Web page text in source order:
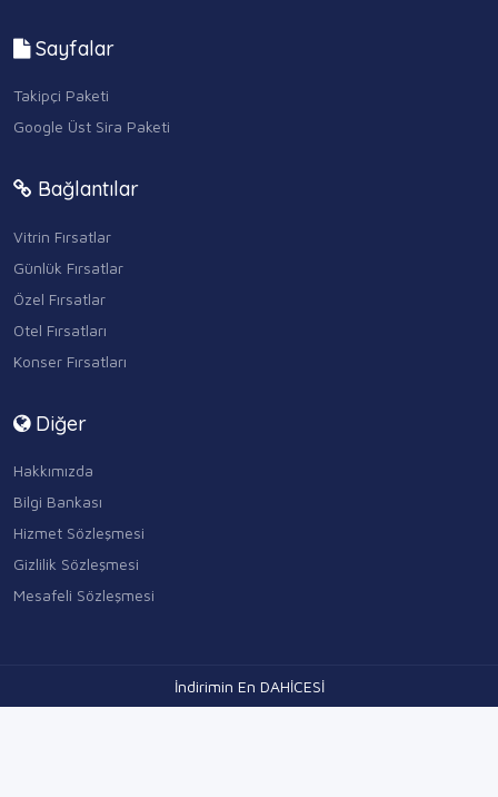
Sayfalar
Takipçi Paketi
Google Üst Sira Paketi
Bağlantılar
Vitrin Fırsatlar
Günlük Fırsatlar
Özel Fırsatlar
Otel Fırsatları
Konser Fırsatları
Diğer
Hakkımızda
Bilgi Bankası
Hizmet Sözleşmesi
Gizlilik Sözleşmesi
Mesafeli Sözleşmesi
İndirimin En DAHİCESİ